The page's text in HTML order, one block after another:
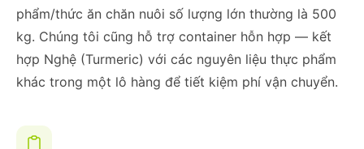
phẩm/thức ăn chăn nuôi số lượng lớn thường là 500
kg. Chúng tôi cũng hỗ trợ container hỗn hợp — kết
hợp Nghệ (Turmeric) với các nguyên liệu thực phẩm
khác trong một lô hàng để tiết kiệm phí vận chuyển.